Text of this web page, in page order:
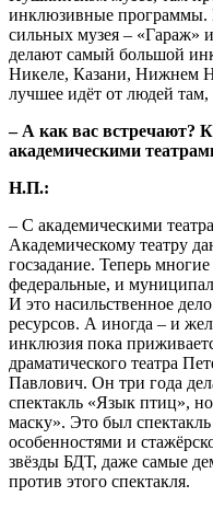
инклюзивные программы.
сильных музея – «Гараж»
делают самый большой
Никеле, Казани, Нижнем
лучшее идёт от людей там,
– А как вас встречают?
академическими
Н.П.:
– С академическими
Академическому театру
госзадание. Теперь
федеральные, и
И это насильственное
ресурсов. А иногда – и
инклюзия пока
драматического театра
Павлович. Он три года
спектакль «Язык птиц»,
маску». Это был
особенностями и
звёзды БДТ, даже самые
против этого спектакля.